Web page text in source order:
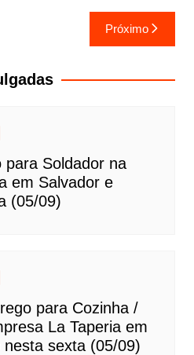
Próximo
para Soldador na
em Salvador e
(05/09)
para Cozinha /
La Taperia em
sexta (05/09)